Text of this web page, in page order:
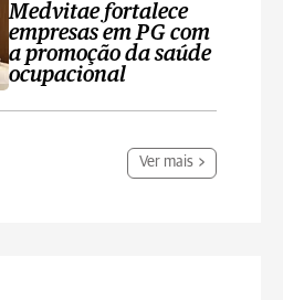
Medvitae fortalece
empresas em PG com
a promoção da saúde
ocupacional
Ver mais